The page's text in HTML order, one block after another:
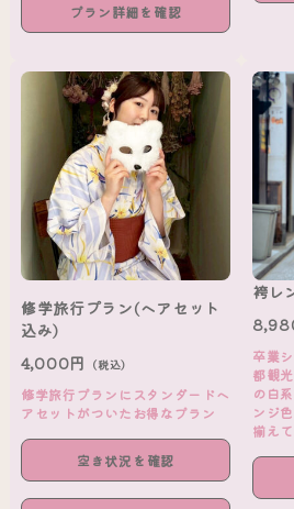
プラン詳細を確認
修学旅行プラン(ヘアセット
込み)
4,000円 （税込）
修学旅行プランにスタンダードヘ
アセットがついたお得なプラン
空き状況を確認
袴レ
卒業
都観
の白
ンジ
揃え